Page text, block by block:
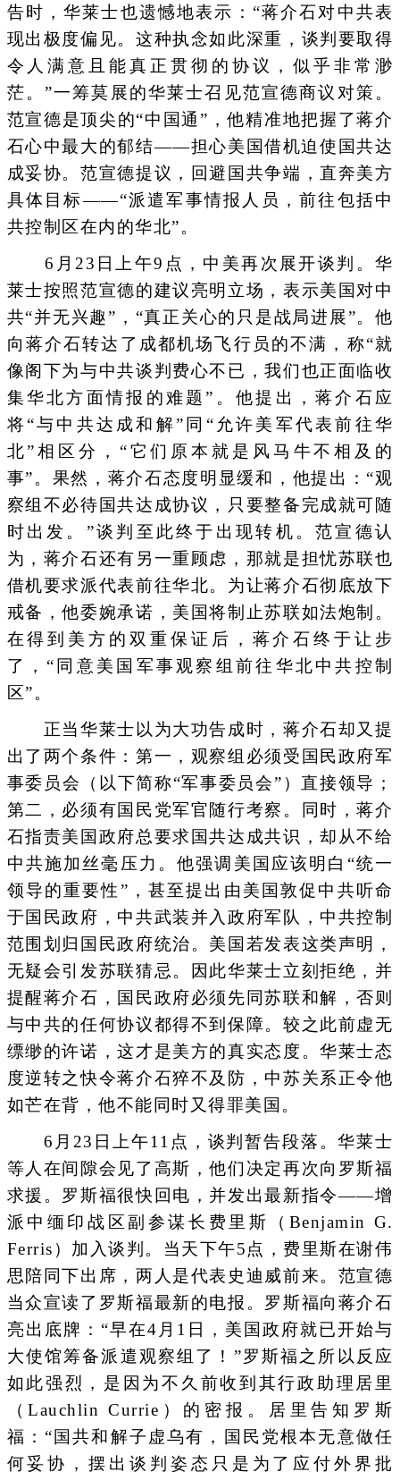
告时，华莱士也遗憾地表示：“蒋介石对中共表
现出极度偏见。这种执念如此深重，谈判要取得
令人满意且能真正贯彻的协议，似乎非常渺
茫。”一筹莫展的华莱士召见范宣德商议对策。
范宣德是顶尖的“中国通”，他精准地把握了蒋介
石心中最大的郁结——担心美国借机迫使国共达
成妥协。范宣德提议，回避国共争端，直奔美方
具体目标——“派遣军事情报人员，前往包括中
共控制区在内的华北”。
6月23日上午9点，中美再次展开谈判。华
莱士按照范宣德的建议亮明立场，表示美国对中
共“并无兴趣”，“真正关心的只是战局进展”。他
向蒋介石转达了成都机场飞行员的不满，称“就
像阁下为与中共谈判费心不已，我们也正面临收
集华北方面情报的难题”。他提出，蒋介石应
将“与中共达成和解”同“允许美军代表前往华
北”相区分，“它们原本就是风马牛不相及的
事”。果然，蒋介石态度明显缓和，他提出：“观
察组不必待国共达成协议，只要整备完成就可随
时出发。”谈判至此终于出现转机。范宣德认
为，蒋介石还有另一重顾虑，那就是担忧苏联也
借机要求派代表前往华北。为让蒋介石彻底放下
戒备，他委婉承诺，美国将制止苏联如法炮制。
在得到美方的双重保证后，蒋介石终于让步
了，“同意美国军事观察组前往华北中共控制
区”。
正当华莱士以为大功告成时，蒋介石却又提
出了两个条件：第一，观察组必须受国民政府军
事委员会（以下简称“军事委员会”）直接领导；
第二，必须有国民党军官随行考察。同时，蒋介
石指责美国政府总要求国共达成共识，却从不给
中共施加丝毫压力。他强调美国应该明白“统一
领导的重要性”，甚至提出由美国敦促中共听命
于国民政府，中共武装并入政府军队，中共控制
范围划归国民政府统治。美国若发表这类声明，
无疑会引发苏联猜忌。因此华莱士立刻拒绝，并
提醒蒋介石，国民政府必须先同苏联和解，否则
与中共的任何协议都得不到保障。较之此前虚无
缥缈的许诺，这才是美方的真实态度。华莱士态
度逆转之快令蒋介石猝不及防，中苏关系正令他
如芒在背，他不能同时又得罪美国。
6月23日上午11点，谈判暂告段落。华莱士
等人在间隙会见了高斯，他们决定再次向罗斯福
求援。罗斯福很快回电，并发出最新指令——增
派中缅印战区副参谋长费里斯（Benjamin G.
Ferris）加入谈判。当天下午5点，费里斯在谢伟
思陪同下出席，两人是代表史迪威前来。范宣德
当众宣读了罗斯福最新的电报。罗斯福向蒋介石
亮出底牌：“早在4月1日，美国政府就已开始与
大使馆筹备派遣观察组了！”罗斯福之所以反应
如此强烈，是因为不久前收到其行政助理居里
（Lauchlin Currie）的密报。居里告知罗斯
福：“国共和解子虚乌有，国民党根本无意做任
何妥协，摆出谈判姿态只是为了应付外界批